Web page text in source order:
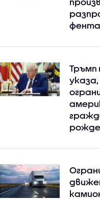
Instagram
Тръмп